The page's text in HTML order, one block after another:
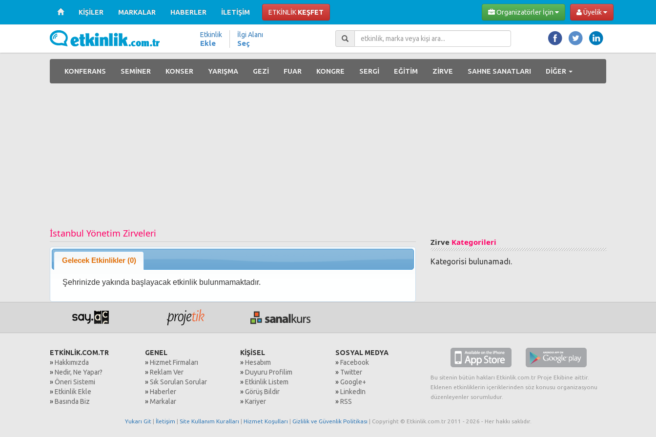
KİŞİLER MARKALAR HABERLER İLETİŞİM ETKİNLİK KEŞFET Üyelik
Organizatörler İçin
Etkinlik
Ekle
İlgi Alanı
Seç
KONFERANS SEMİNER KONSER YARIŞMA GEZİ FUAR KONGRE SERGİ EĞİTİM ZİRVE SAHNE SANATLARI DİĞER
İstanbul Yönetim Zirveleri
Gelecek Etkinlikler (0)
Şehrinizde yakında başlayacak etkinlik bulunmamaktadır.
Zirve Kategorileri
Kategorisi bulunamadı.
ETKİNLİK.COM.TR
»Hakkımızda
»Nedir, Ne Yapar?
»Öneri Sistemi
»Etkinlik Ekle
»Basında Biz
GENEL
»Hizmet Firmaları
»Reklam Ver
»Sık Sorulan Sorular
»Haberler
»Markalar
KİŞİSEL
»Hesabım
»Duyuru Profilim
»Etkinlik Listem
»Görüş Bildir
»Kariyer
SOSYAL MEDYA
»Facebook
» Twitter
»Google+
»LinkedIn
»RSS
Bu sitenin bütün hakları Etkinlik.com.tr Proje Ekibine aittir.
Eklenen etkinliklerin içeriklerinden söz konusu organizasyonu
düzenleyenler sorumludur.
Yukarı Git| İletişim Site Kullanım Kuralları Hizmet Koşulları Gizlilik ve Güvenlik Politikası | Copyright © Etkinlik.com.tr 2011 - 2026 - Her hakkı saklıdır.